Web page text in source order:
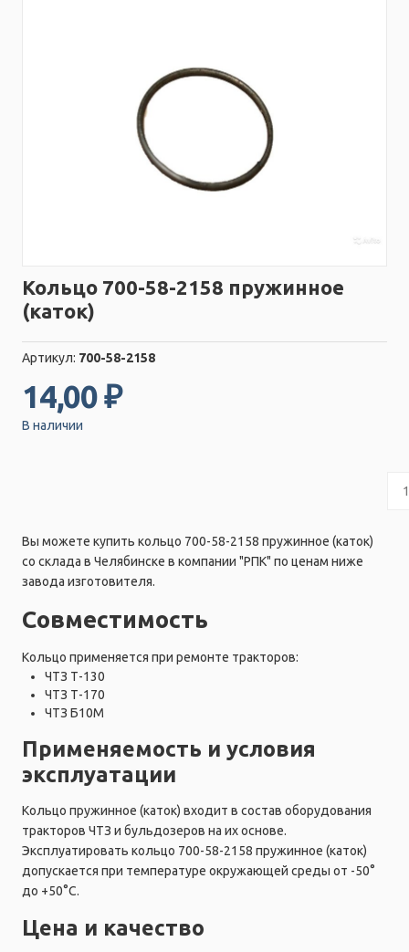
Кольцо 700-58-2158 пружинное
(каток)
Артикул: 700-58-2158
14,00 ₽
В наличии
Вы можете купить кольцо 700-58-2158 пружинное (каток)
со склада в Челябинске в компании "РПК" по ценам ниже
завода изготовителя.
Совместимость
Кольцо применяется при ремонте тракторов:
ЧТЗ Т-130
ЧТЗ Т-170
ЧТЗ Б10М
Применяемость и условия
эксплуатации
Кольцо пружинное (каток) входит в состав оборудования
тракторов ЧТЗ и бульдозеров на их основе.
Эксплуатировать кольцо 700-58-2158 пружинное (каток)
допускается при температуре окружающей среды от -50°
до +50°C.
Цена и качество